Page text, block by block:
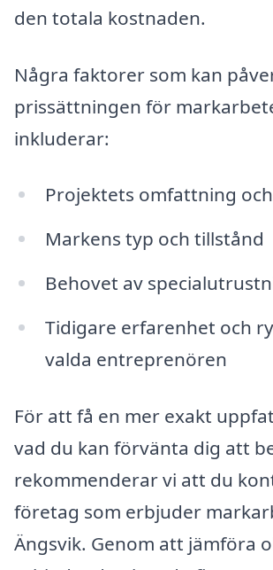
den totala kostnaden.
Några faktorer som kan
prissättningen för
inkluderar:
Projektets omfattning
Markens typ och tillstånd
Behovet av
Tidigare erfarenhet och
valda entreprenören
För att få en mer exakt
vad du kan förvänta dig att
rekommenderar vi att du
företag som erbjuder
Ängsvik. Genom att jämföra